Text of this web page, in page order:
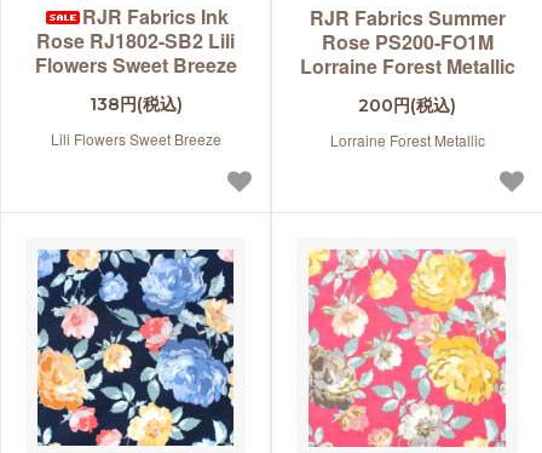
RJR Fabrics Ink
Rose RJ1802-SB2 Lili
Flowers Sweet Breeze
138円(税込)
Lili Flowers Sweet Breeze
RJR Fabrics Summer
Rose PS200-FO1M
Lorraine Forest Metallic
200円(税込)
Lorraine Forest Metallic